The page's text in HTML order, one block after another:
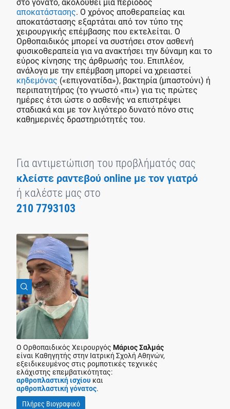
στο γόνατο, ακολουθεί μια περίοδος
αποκατάστασης. Ο χρόνος αποθεραπείας και
αποκατάστασης εξαρτάται από τον τύπο της
χειρουργικής επέμβασης που εκτελείται. Ο
Ορθοπαιδικός μπορεί να συστήσει στον ασθενή
φυσικοθεραπεία για να ανακτήσει την δύναμη και το
εύρος κίνησης της άρθρωσής του. Επιπλέον,
ανάλογα με την επέμβαση μπορεί να χρειαστεί
κηδεμόνας («επιγονατίδα»), βακτηρία (μπαστούνι) ή
περιπατητήρας (το γνωστό «πι») για τις πρώτες
ημέρες έτσι ώστε ο ασθενής να επιστρέψει
σταδιακά και με τον λιγότερο δυνατό πόνο στις
καθημερινές δραστηριότητές του.
Για αντιμετώπιση του προβλήματός σας
κλείστε ραντεβού online με τον γιατρό
ή καλέστε μας στο
210 7793103
Ο Ορθοπαιδικός Χειρουργός Μάριος Σαλμάς
είναι Καθηγητής στην Ιατρική Σχολή Αθηνών,
εξειδικευμένος στις ρομποτικές τεχνικές
ελάχιστης επεμβατικότητας:
αρθροπλαστική ισχίου και
αρθροπλαστική γόνατος.
Πλήρες Βιογραφικό